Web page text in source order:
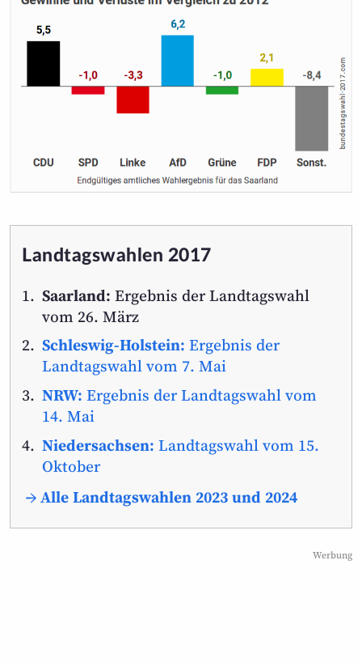
Landtagswahlen 2017
Saarland: Ergebnis der Landtagswahl
vom 26. März
Schleswig-Holstein: Ergebnis der
Landtagswahl vom 7. Mai
NRW: Ergebnis der Landtagswahl vom
14. Mai
Niedersachsen: Landtagswahl vom 15.
Oktober
→ Alle Landtagswahlen 2023 und 2024
Werbung